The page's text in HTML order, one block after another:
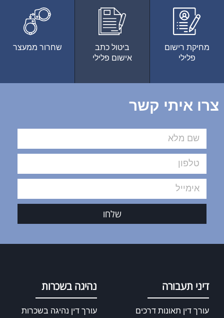
מחיקת רישום
פלילי
ביטול כתב
אישום פלילי
שחרור ממעצר
צרו איתי קשר
שלחו
דיני תעבורה
עורך דין תאונות דרכים
נהיגה בשכרות
עורך דין נהיגה בשכרות